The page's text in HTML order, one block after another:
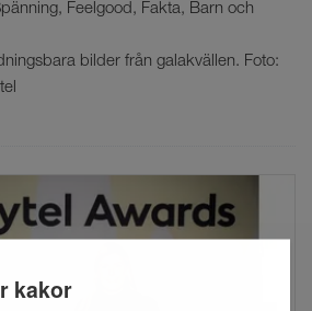
kakor
Feelgood, Fakta, Barn och
bilder från galakvällen. Foto: